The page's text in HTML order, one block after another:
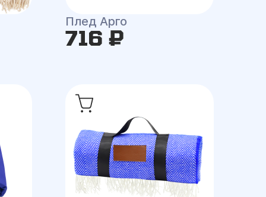
Плед Арго
716 ₽